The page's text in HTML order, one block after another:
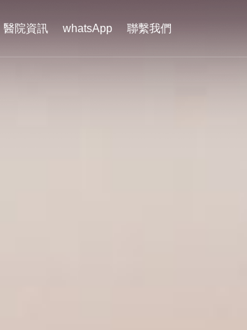
醫院資訊 whatsApp 聯繫我們